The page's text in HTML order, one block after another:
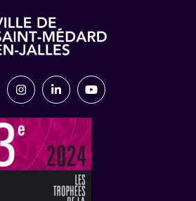
vers le compte Facebook
Lien vers le compte Instagram
Lien vers le compte
Lien vers la